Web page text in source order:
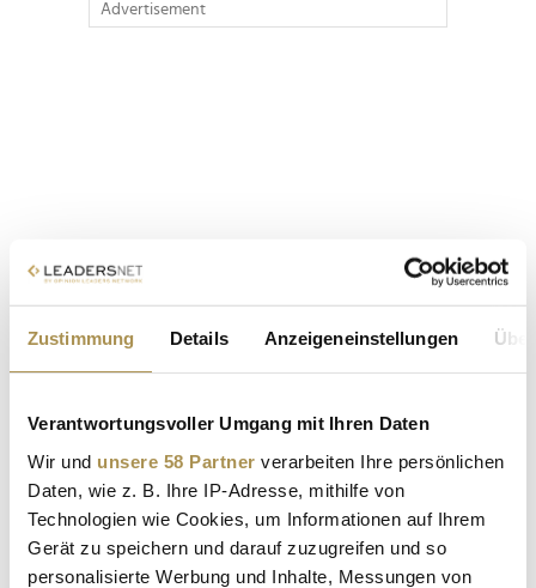
Zustimmung Details Anzeigeneinstellungen
Verantwortungsvoller Umgang mit Ihren Daten
Wir und unsere 58 Partner verarbeiten Ihre persönlichen
Daten, wie z. B. Ihre IP-Adresse, mithilfe von
Technologien wie Cookies, um Informationen auf Ihrem
Gerät zu speichern und darauf zuzugreifen und so
personalisierte Werbung und Inhalte, Messungen von
Advertisement